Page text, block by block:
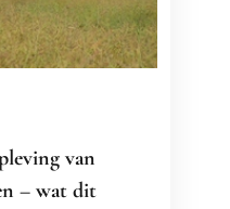
van
– wat dit